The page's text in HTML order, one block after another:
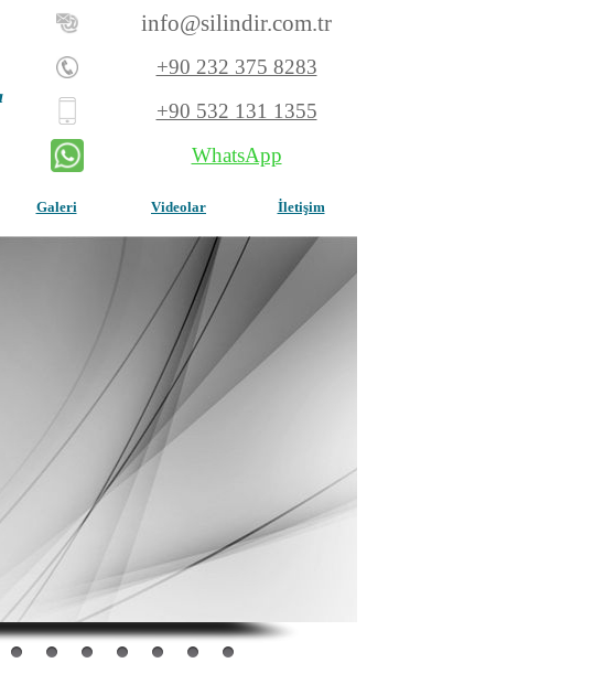
info@silindir.com.tr
+90 232 375 8283
+90 532 131 1355
WhatsApp
Galeri Videolar İletişim